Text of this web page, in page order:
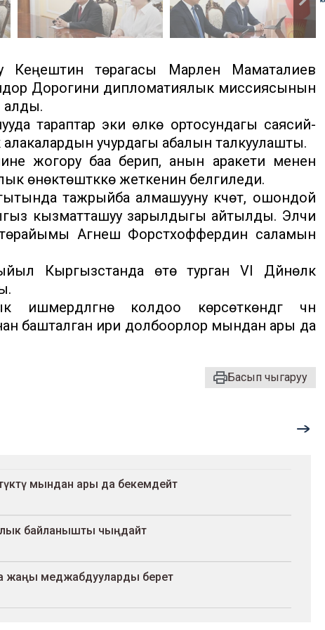
Кеңештин төрагасы Марлен Маматалиев
Дорогини дипломатиялык миссиясынын
алды.
тараптар эки өлкө ортосундагы саясий-
учурдагы абалын талкуулашты.
жогору баа берип, анын аракети менен
өнөктөштүккө жеткенин белгиледи.
тажрыйба алмашууну күчөтүү, ошондой
кызматташуу зарылдыгы айтылды. Элчи
Агнеш Форстхоффердин саламын
Кыргызстанда өтө турган VI Дүйнөлүк
колдоо көрсөткөндүгү үчүн
башталган ири долбоорлор мындан ары да
Басып чыгаруу
мындан ары да бекемдейт
байланышты чыңдайт
жаңы меджабдууларды берет